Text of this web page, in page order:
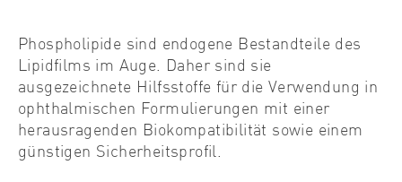
Phospholipide sind endogene Bestandteile des
Lipidfilms im Auge. Daher sind sie
ausgezeichnete Hilfsstoffe für die Verwendung in
ophthalmischen Formulierungen mit einer
herausragenden Biokompatibilität sowie einem
günstigen Sicherheitsprofil.